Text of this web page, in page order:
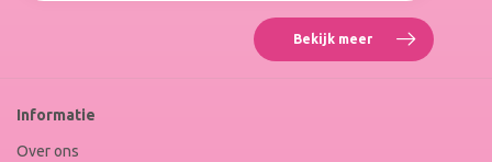
Bekijk meer Reviews
Roxenne
Informatie
Over ons